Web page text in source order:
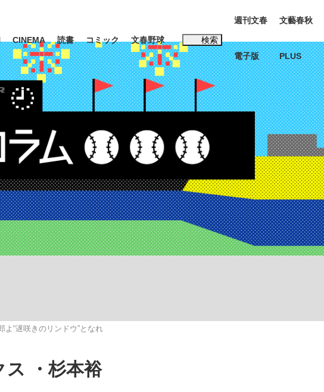
ス インタビュー 読書
のまま解散」WBC日本代表“敗戦”の真実 選手が明かす...
いされているのが悲しい」『北の国から』倉本聰氏（91...
観る将棋、読む将棋
CINEMA 読書 コミック 文春野球 検索
#内田有紀
#松田聖子
週刊文春
電子版
文藝春秋
PLUS
“遅咲きのリンドウ”となれ
・杉本裕